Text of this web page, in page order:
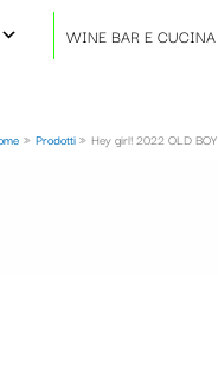
WINE BAR E CUCINA
Prodotti Hey girl! 2022 OLD BOY